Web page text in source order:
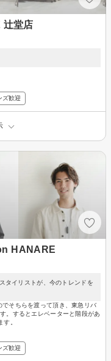
堂店
ズ歓迎
HANARE
タイリストが、今のトレンドを
そちらを渡って頂き、東急リバ
。するとエレベーターと階段があ
。
ズ歓迎